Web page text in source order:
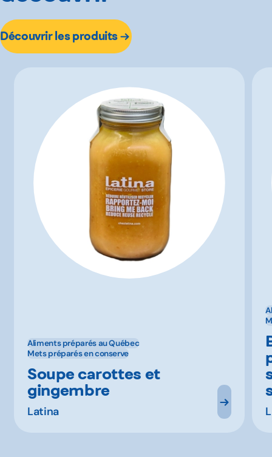
Découvrir les produits
Aliments préparés au Québec
Mets préparés en conserve
Soupe carottes et
gingembre
Latina